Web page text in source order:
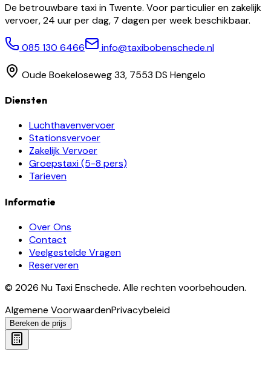
De betrouwbare taxi in Twente. Voor particulier en zakelijk
vervoer, 24 uur per dag, 7 dagen per week beschikbaar.
085 130 6466 info@taxibobenschede.nl
Oude Boekeloseweg 33, 7553 DS Hengelo
Diensten
Luchthavenvervoer
Stationsvervoer
Zakelijk Vervoer
Groepstaxi (5-8 pers)
Tarieven
Informatie
Over Ons
Contact
Veelgestelde Vragen
Reserveren
© 2026 Nu Taxi Enschede. Alle rechten voorbehouden.
Algemene VoorwaardenPrivacybeleid
Bereken de prijs